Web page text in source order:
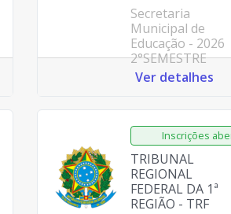
Secretaria
Municipal de
Educação - 2026
2°SEMESTRE
Ver detalhes
TRIBUNAL
REGIONAL
FEDERAL DA 1ª
REGIÃO - TRF